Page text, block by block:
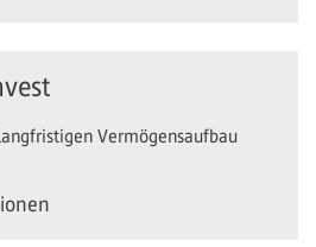
Vermögensaufbau